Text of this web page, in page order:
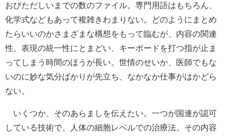
おびただしいまでの数のファイル。専門用語はもちろん、
化学式などもあって複雑きわまりない。どのようにまとめ
たらいいのかさまざまな構想をもって臨むが、内容の関連
性、表現の統一性にとまどい、キーボードを打つ指が止ま
ってしまう時間のほうが長い。世情のせいか、医師でもな
いのに妙な気分ばかりが先立ち、なかなか仕事がはかどら
ない。
いくつか、そのあらましを伝えたい。一つが国連が認可
している技術で、人体の細胞レベルでの治療法。その内容